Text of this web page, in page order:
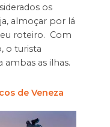
os
almoçar por lá
roteiro. Com
o turista
ambas as ilhas.
de Veneza